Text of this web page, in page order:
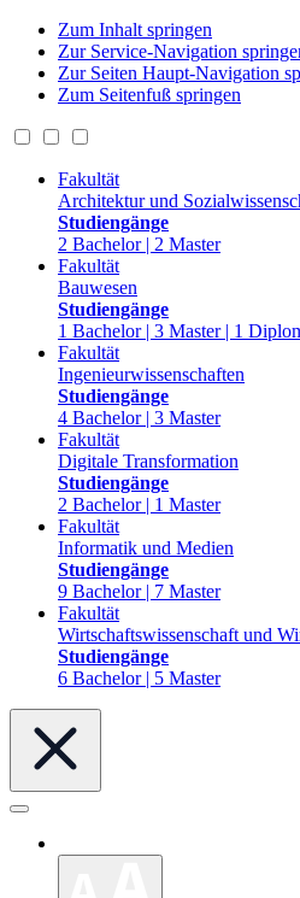
Zum Inhalt springen
Zur Service-Navigation
Zur Seiten Haupt-Navigation
Zum Seitenfuß springen
Fakultät
Architektur und
Studiengänge
2 Bachelor | 2 Master
Fakultät
Bauwesen
Studiengänge
1 Bachelor | 3 Master | 1
Fakultät
Ingenieurwissenschaften
Studiengänge
4 Bachelor | 3 Master
Fakultät
Digitale Transformation
Studiengänge
2 Bachelor | 1 Master
Fakultät
Informatik und Medien
Studiengänge
9 Bachelor | 7 Master
Fakultät
Wirtschaftswissenschaft und
Studiengänge
6 Bachelor | 5 Master